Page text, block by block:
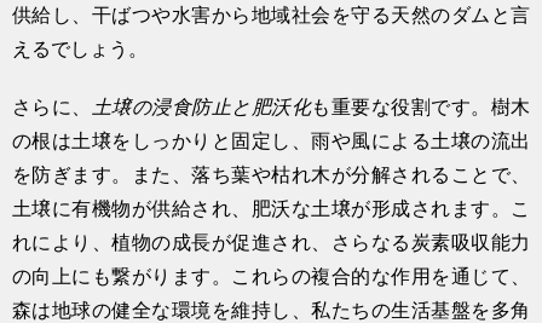
供給し、干ばつや水害から地域社会を守る天然のダムと言
えるでしょう。
さらに、 土壌の浸食防止と肥沃化も重要な役割です。樹木
の根は土壌をしっかりと固定し、雨や風による土壌の流出
を防ぎます。また、落ち葉や枯れ木が分解されることで、
土壌に有機物が供給され、肥沃な土壌が形成されます。こ
れにより、植物の成長が促進され、さらなる炭素吸収能力
の向上にも繋がります。これらの複合的な作用を通じて、
森は地球の健全な環境を維持し、私たちの生活基盤を多角